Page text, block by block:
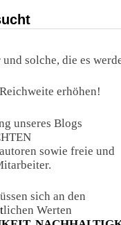
solche, die es
erhöhen!
unseres Blogs
sowie freie und
sich an den
lichen Werten